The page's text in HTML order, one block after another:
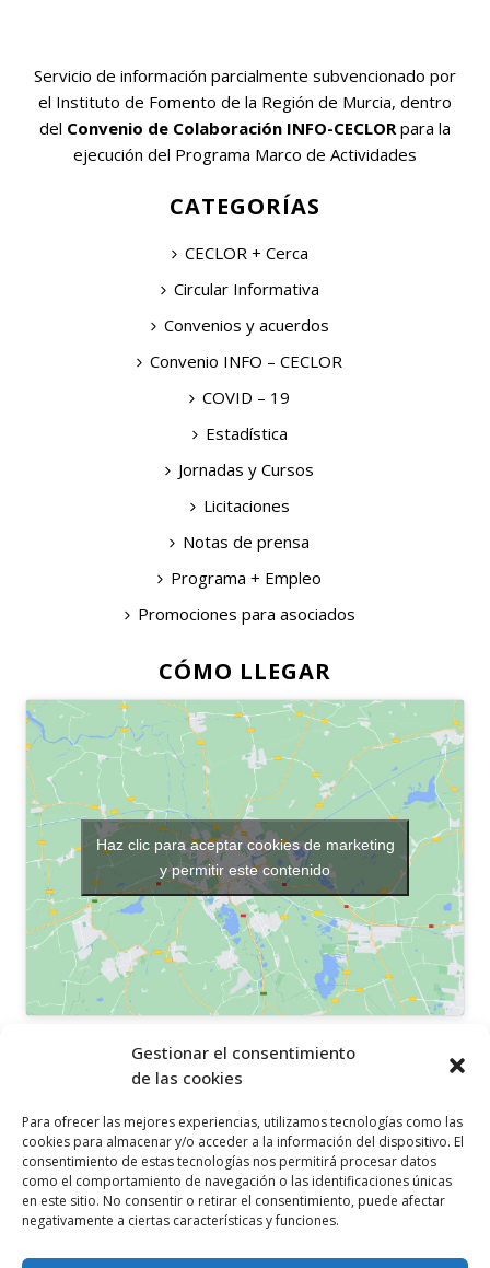
Gestionar el consentimiento
de las cookies
Para ofrecer las mejores experiencias, utilizamos tecnologías como las
cookies para almacenar y/o acceder a la información del dispositivo. El
consentimiento de estas tecnologías nos permitirá procesar datos
como el comportamiento de navegación o las identificaciones únicas
en este sitio. No consentir o retirar el consentimiento, puede afectar
negativamente a ciertas características y funciones.
Servicio de información parcialmente subvencionado por
el Instituto de Fomento de la Región de Murcia, dentro
del Convenio de Colaboración INFO-CECLOR para la
ejecución del Programa Marco de Actividades
CATEGORÍAS
CECLOR + Cerca
Circular Informativa
Convenios y acuerdos
Convenio INFO – CECLOR
COVID – 19
Estadística
Jornadas y Cursos
Licitaciones
Notas de prensa
Programa + Empleo
Promociones para asociados
CÓMO LLEGAR
Haz clic para aceptar cookies de marketing
y permitir este contenido
OTROS ENLACES
Política de cookies
Aviso legal
Canal ético
SÍGUENOS EN